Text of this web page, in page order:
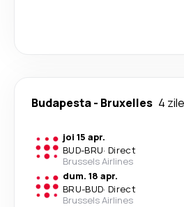
Budapesta- Bruxelles 4 zile
joi 15 apr.
BUD-BRU· Direct
Brussels Airlines
dum. 18 apr.
BRU-BUD· Direct
Brussels Airlines